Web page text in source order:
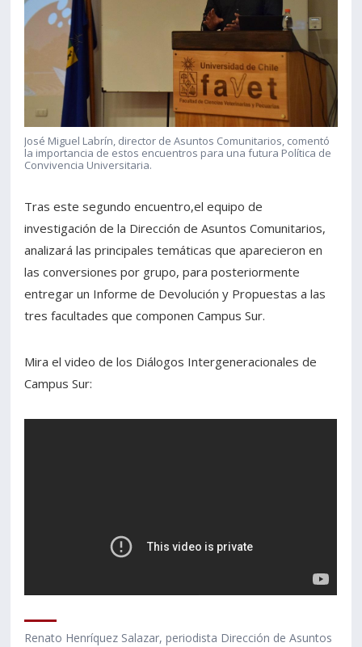
José Miguel Labrín, director de Asuntos Comunitarios, comentó
la importancia de estos encuentros para una futura Política de
Convivencia Universitaria.
Tras este segundo encuentro,el equipo de
investigación de la Dirección de Asuntos Comunitarios,
analizará las principales temáticas que aparecieron en
las conversiones por grupo, para posteriormente
entregar un Informe de Devolución y Propuestas a las
tres facultades que componen Campus Sur.
Mira el video de los Diálogos Intergeneracionales de
Campus Sur:
Renato Henríquez Salazar, periodista Dirección de Asuntos